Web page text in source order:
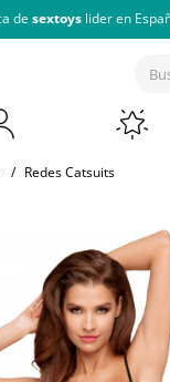
de sextoys lider en
/ Redes Catsuits